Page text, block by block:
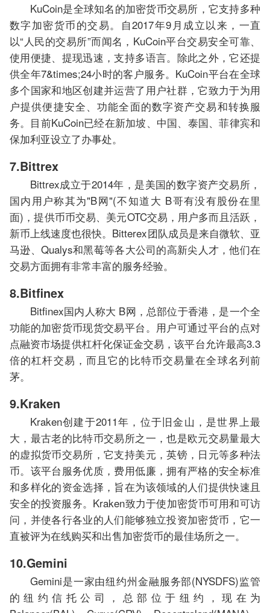
KuCoin是全球知名的加密货币交易所，它支持多种
数字加密货币的交易。自2017年9月成立以来，一直
以“人民的交易所”而闻名，KuCoin平台交易安全可靠、
使用便捷、提现迅速，支持多语言。除此之外，它还提
供全年7&times;24小时的客户服务。KuCoin平台在全球
多个国家和地区创建并运营了用户社群，它致力于为用
户提供便捷安全、功能全面的数字资产交易和转换服
务。目前KuCoin已经在新加坡、中国、泰国、菲律宾和
保加利亚设立了办事处。
7.Bittrex
Bittrex成立于2014年，是美国的数字资产交易所，
国内用户称其为"B网"(不知道大 B哥有没有股份在里
面)，提供币币交易、美元OTC交易，用户多而且活跃，
新币上线速度也很快。Bitterex团队成员是来自微软、亚
马逊、Qualys和黑莓等各大公司的高新尖人才，他们在
交易方面拥有非常丰富的服务经验。
8.Bitfinex
Bitfinex国内人称大 B网，总部位于香港，是一个全
功能的加密货币现货交易平台。用户可通过平台的点对
点融资市场提供杠杆化保证金交易，该平台允许最高3.3
倍的杠杆交易，而且它的比特币交易量在全球名列前
茅。
9.Kraken
Kraken创建于2011年，位于旧金山，是世界上最
大，最古老的比特币交易所之一，也是欧元交易量最大
的虚拟货币交易所，它支持美元，英镑，日元等多种法
币。该平台服务优质，费用低廉，拥有严格的安全标准
和多样化的资金选择，旨在为该领域的人们提供快速且
安全的投资服务。Kraken致力于使加密货币可用和可访
问，并使各行各业的人们能够独立投资加密货币，它一
直被评为在线购买和出售加密货币的最佳场所之一。
10.Gemini
Gemini是一家由纽约州金融服务部(NYSDFS)监管
的纽约信托公司，总部位于纽约，现在为